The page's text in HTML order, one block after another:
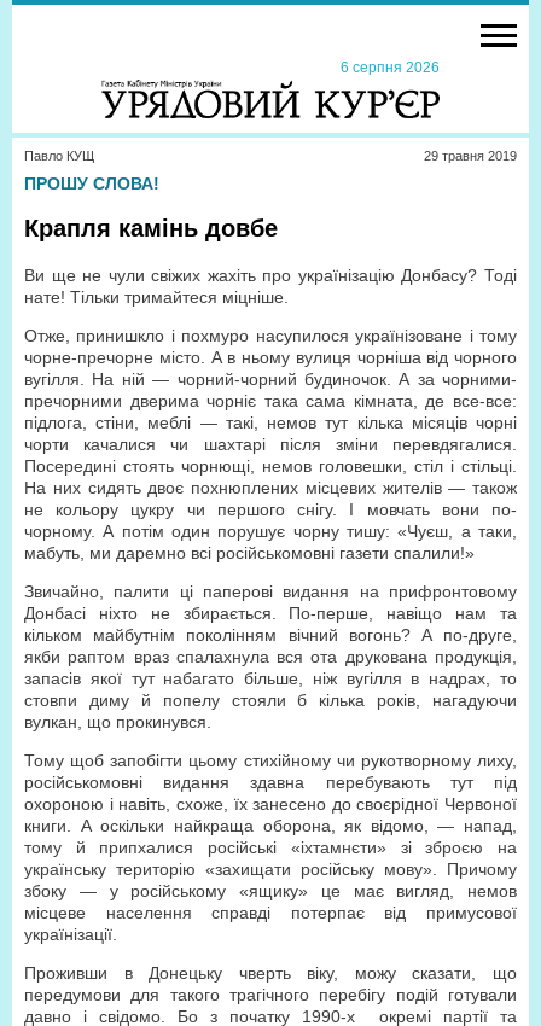
6 серпня 2026
Павло КУЩ 29 травня 2019
ПРОШУ СЛОВА!
Крапля камінь довбе
Ви ще не чули свіжих жахіть про українізацію Донбасу? Тоді
нате! Тільки тримайтеся міцніше.
Отже, принишкло і похмуро насупилося українізоване і тому
чорне-пречорне місто. А в ньому вулиця чорніша від чорного
вугілля. На ній — чорний-чорний будиночок. А за чорними-
пречорними дверима чорніє така сама кімната, де все-все:
підлога, стіни, меблі — такі, немов тут кілька місяців чорні
чорти качалися чи шахтарі після зміни перевдягалися.
Посередині стоять чорнющі, немов головешки, стіл і стільці.
На них сидять двоє похнюплених місцевих жителів — також
не кольору цукру чи першого снігу. І мовчать вони по-
чорному. А потім один порушує чорну тишу: «Чуєш, а таки,
мабуть, ми даремно всі російськомовні газети спалили!»
Звичайно, палити ці паперові видання на прифронтовому
Донбасі ніхто не збирається. По-перше, навіщо нам та
кільком майбутнім поколінням вічний вогонь? А по-друге,
якби раптом враз спалахнула вся ота друкована продукція,
запасів якої тут набагато більше, ніж вугілля в надрах, то
стовпи диму й попелу стояли б кілька років, нагадуючи
вулкан, що прокинувся.
Тому щоб запобігти цьому стихійному чи рукотворному лиху,
російськомовні видання здавна перебувають тут під
охороною і навіть, схоже, їх занесено до своєрідної Червоної
книги. А оскільки найкраща оборона, як відомо, — напад,
тому й припхалися російські «іхтамнєти» зі зброєю на
українську територію «захищати російську мову». Причому
збоку — у російському «ящику» це має вигляд, немов
місцеве населення справді потерпає від примусової
українізації.
Проживши в Донецьку чверть віку, можу сказати, що
передумови для такого трагічного перебігу подій готували
давно і свідомо. Бо з початку 1990-х окремі партії та